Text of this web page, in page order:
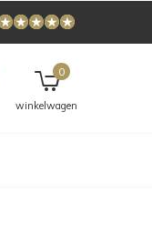
winkelwagen
0